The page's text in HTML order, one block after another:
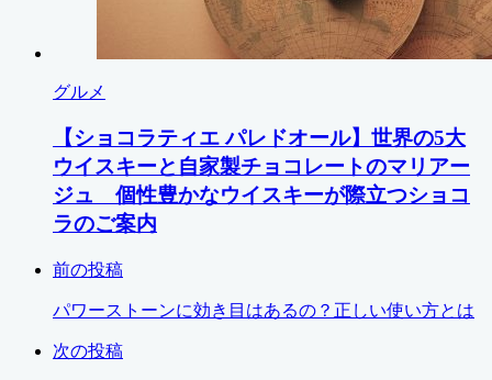
グルメ
【ショコラティエ パレドオール】世界の5大
ウイスキーと自家製チョコレートのマリアー
ジュ 個性豊かなウイスキーが際立つショコ
ラのご案内
前の投稿
パワーストーンに効き目はあるの？正しい使い方とは
次の投稿